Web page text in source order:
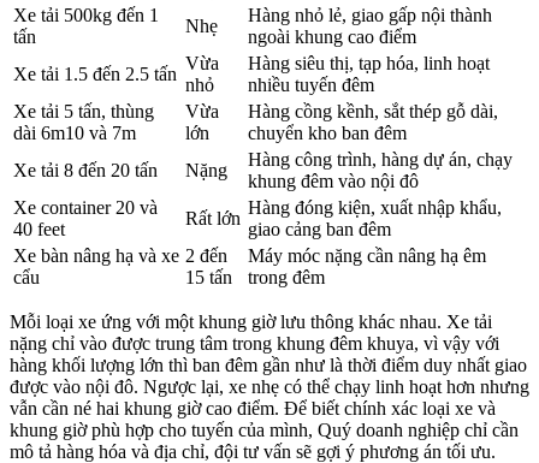
Xe tải 500kg đến 1
tấn
Nhẹ
Hàng nhỏ lẻ, giao gấp nội thành
ngoài khung cao điểm
Xe tải 1.5 đến 2.5 tấn
Vừa
nhỏ
Hàng siêu thị, tạp hóa, linh hoạt
nhiều tuyến đêm
Xe tải 5 tấn, thùng
dài 6m10 và 7m
Vừa
lớn
Hàng cồng kềnh, sắt thép gỗ dài,
chuyển kho ban đêm
Xe tải 8 đến 20 tấn
Nặng
Hàng công trình, hàng dự án, chạy
khung đêm vào nội đô
Xe container 20 và
40 feet
Rất lớn
Hàng đóng kiện, xuất nhập khẩu,
giao cảng ban đêm
Xe bàn nâng hạ và xe
cẩu
2 đến
15 tấn
Máy móc nặng cần nâng hạ êm
trong đêm
Mỗi loại xe ứng với một khung giờ lưu thông khác nhau. Xe tải
nặng chỉ vào được trung tâm trong khung đêm khuya, vì vậy với
hàng khối lượng lớn thì ban đêm gần như là thời điểm duy nhất giao
được vào nội đô. Ngược lại, xe nhẹ có thể chạy linh hoạt hơn nhưng
vẫn cần né hai khung giờ cao điểm. Để biết chính xác loại xe và
khung giờ phù hợp cho tuyến của mình, Quý doanh nghiệp chỉ cần
mô tả hàng hóa và địa chỉ, đội tư vấn sẽ gợi ý phương án tối ưu.